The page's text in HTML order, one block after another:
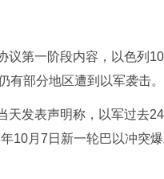
第一阶段内容，以色列10
有部分地区遭到以军袭击。
发表声明称，以军过去24
10月7日新一轮巴以冲突